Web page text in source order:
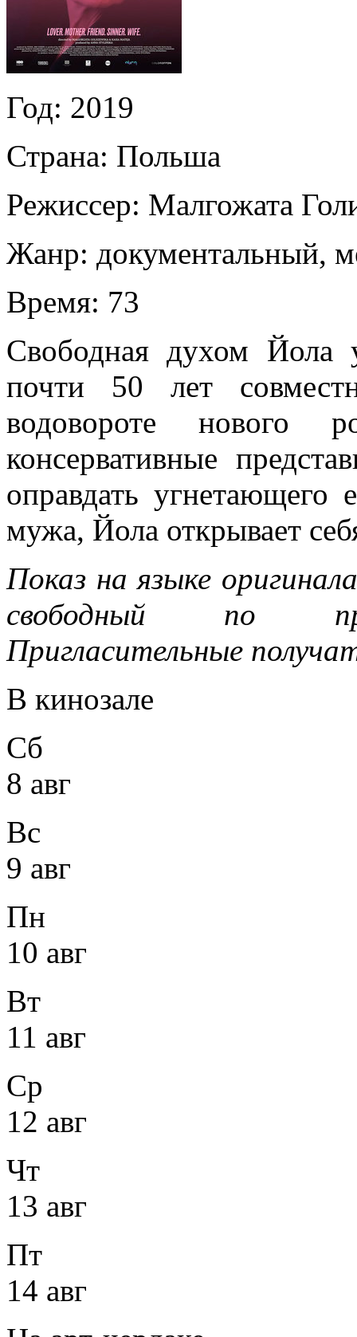
Год: 2019
Страна: Польша
Режиссер: Малгожата
Жанр: документальный,
Время: 73
Свободная духом Йола
почти 50 лет
водовороте
консервативные
оправдать угнетающего
мужа, Йола открывает
Показ на языке
свободный по
Пригласительные
В кинозале
Сб
8 авг
Вс
9 авг
Пн
10 авг
Вт
11 авг
Ср
12 авг
Чт
13 авг
Пт
14 авг